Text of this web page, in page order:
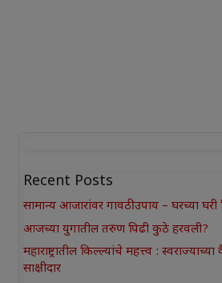
Recent Posts
सामान्य आजारांवर गावठी उपाय – घरच्या
आजच्या युगातील तरुण पिढी कुठे हरवली?
महाराष्ट्रातील किल्ल्यांचे महत्त्व :
साक्षीदार